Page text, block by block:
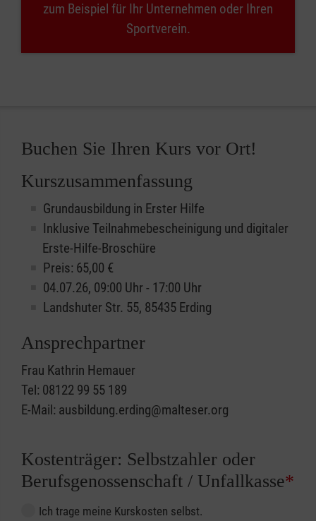
zum Beispiel für Ihr Unternehmen oder Ihren
Sportverein.
Buchen Sie Ihren Kurs vor Ort!
Kurszusammenfassung
Grundausbildung in Erster Hilfe
Inklusive Teilnahmebescheinigung und digitaler
Erste-Hilfe-Broschüre
Preis: 65,00 €
04.07.26, 09:00 Uhr - 17:00 Uhr
Landshuter Str. 55, 85435 Erding
Ansprechpartner
Frau Kathrin Hemauer
Tel: 08122 99 55 189
E-Mail: ausbildung.erding@malteser.org
Kostenträger: Selbstzahler oder
Berufsgenossenschaft / Unfallkasse*
Ich trage meine Kurskosten selbst.